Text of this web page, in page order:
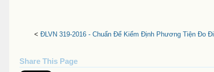
< ĐLVN 319-2016 - Chuẩn Để Kiểm Định Phương Tiện Đo
Share This Page